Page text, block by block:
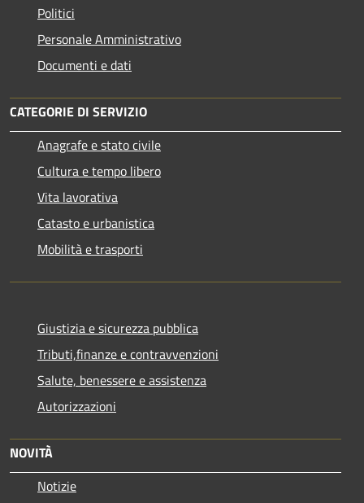
Politici
Personale Amministrativo
Documenti e dati
CATEGORIE DI SERVIZIO
Anagrafe e stato civile
Cultura e tempo libero
Vita lavorativa
Catasto e urbanistica
Mobilità e trasporti
Giustizia e sicurezza pubblica
Tributi,finanze e contravvenzioni
Salute, benessere e assistenza
Autorizzazioni
NOVITÀ
Notizie